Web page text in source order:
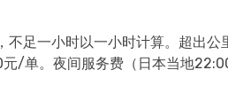
足一小时以一小时计算。超出
/单。夜间服务费（日本当地